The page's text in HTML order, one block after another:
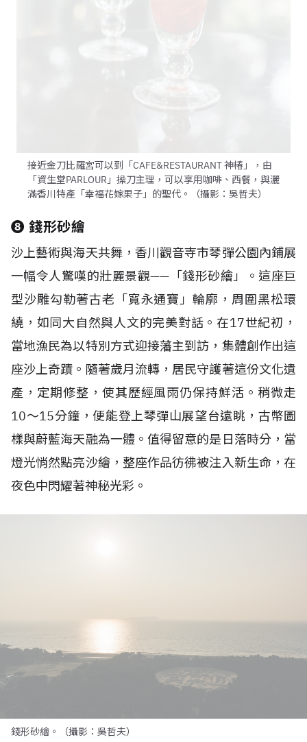
接近金刀比羅宮可以到「CAFE&RESTAURANT 神椿」，由
「資生堂PARLOUR」操刀主理，可以享用咖啡、西餐，與灑
滿香川特產「幸福花嫁果子」的聖代。（攝影：吳哲夫）
❽ 錢形砂繪
沙上藝術與海天共舞，香川觀音寺市琴彈公園內鋪展
一幅令人驚嘆的壯麗景觀——「錢形砂繪」。這座巨
型沙雕勾勒著古老「寬永通寶」輪廓，周圍黑松環
繞，如同大自然與人文的完美對話。在17世紀初，
當地漁民為以特別方式迎接藩主到訪，集體創作出這
座沙上奇蹟。隨著歲月流轉，居民守護著這份文化遺
產，定期修整，使其歷經風雨仍保持鮮活。稍微走
10～15分鐘，便能登上琴彈山展望台遠眺，古幣圖
樣與蔚藍海天融為一體。值得留意的是日落時分，當
燈光悄然點亮沙繪，整座作品彷彿被注入新生命，在
夜色中閃耀著神秘光彩。
錢形砂繪。（攝影：吳哲夫）